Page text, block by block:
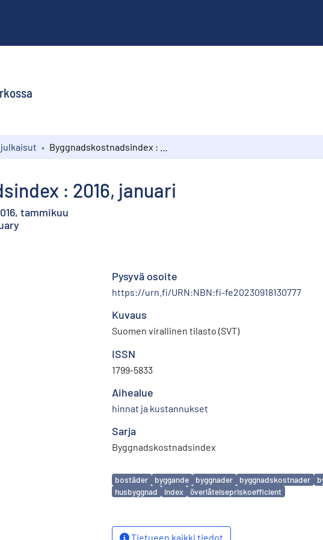
: 2016, januari
tammikuu
Pysyvä osoite
https://urn.fi/URN:NBN:fi-fe20230918130777
Kuvaus
Suomen virallinen tilasto (SVT)
ISSN
1799-5833
Aihealue
hinnat ja kustannukset
Sarja
Byggnadskostnadsindex
Avainsanat
bostäder byggande byggnader byggnadskostnader
husbyggnad
index överlåtelsepriskoefficient
Tietueen kaikki tiedot